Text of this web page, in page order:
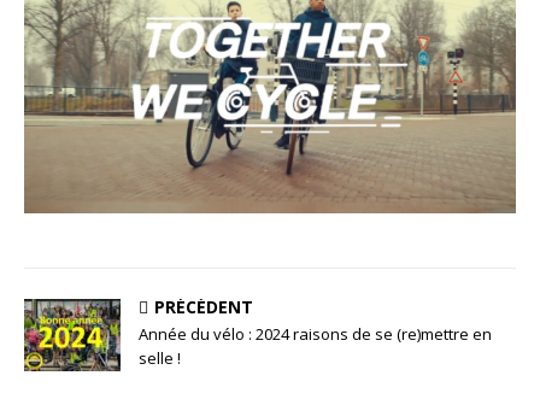
PRÉCÉDENT
Année du vélo : 2024 raisons de se (re)mettre en
selle !